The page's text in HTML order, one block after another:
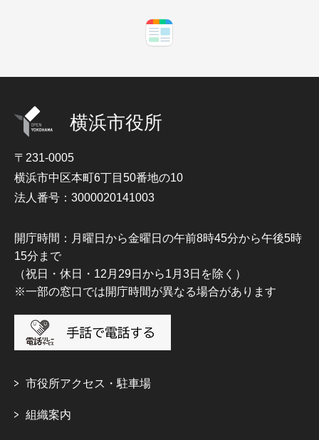
横浜市役所
〒231-0005
横浜市中区本町6丁目50番地の10
法人番号：3000020141003
開庁時間：月曜日から金曜日の午前8時45分から午後5時
15分まで
（祝日・休日・12月29日から1月3日を除く）
※一部の窓口では開庁時間が異なる場合があります
市役所アクセス・駐車場
組織案内